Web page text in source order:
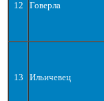
12 Говерла
13 Ильичевец